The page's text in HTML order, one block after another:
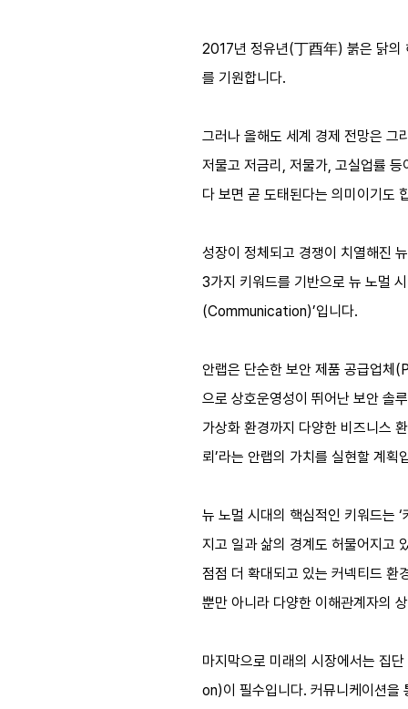
2017년 정유년(丁酉年) 붉은 닭의
를 기원합니다.
그러나 올해도 세계 경제 전망은 그
저물고 저금리, 저물가, 고실업률
다 보면 곧 도태된다는 의미이기도
성장이 정체되고 경쟁이 치열해진
3가지 키워드를 기반으로 뉴 노멀
(Communication)’입니다.
안랩은 단순한 보안 제품 공급업
으로 상호운영성이 뛰어난 보안 솔
가상화 환경까지 다양한 비즈니스
뢰’라는 안랩의 가치를 실현할 계획
뉴 노멀 시대의 핵심적인 키워드는
지고 일과 삶의 경계도 허물어지고
점점 더 확대되고 있는 커넥티드 환
뿐만 아니라 다양한 이해관계자의
마지막으로 미래의 시장에서는 집
on)이 필수입니다. 커뮤니케이션을